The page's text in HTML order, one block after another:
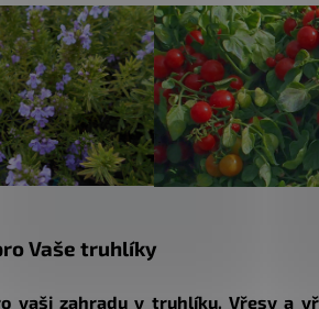
Vaše truhlíky
vaši zahradu v truhlíku. Vřesy a